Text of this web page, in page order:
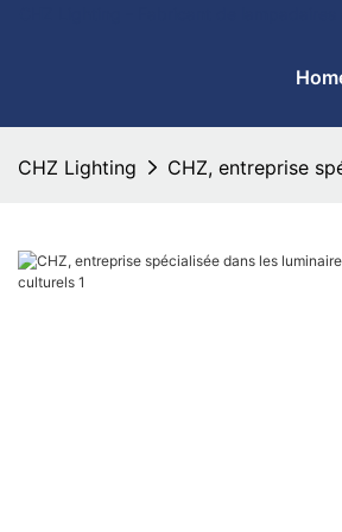
CHZ Lighting CHZ, entreprise